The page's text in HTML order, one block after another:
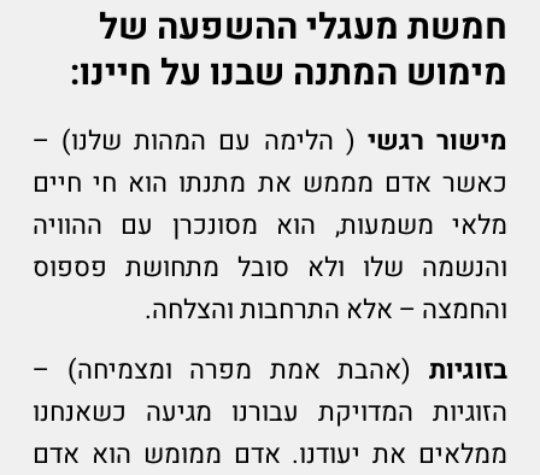
חמשת מעגלי ההשפעה של
מימוש המתנה שבנו על חיינו:
מישור רגשי ( הלימה עם המהות שלנו) –
כאשר אדם מממש את מתנתו הוא חי חיים
מלאי משמעות, הוא מסונכרן עם ההוויה
והנשמה שלו ולא סובל מתחושת פספוס
והחמצה – אלא התרחבות והצלחה.
בזוגיות(אהבת אמת מפרה ומצמיחה) –
הזוגיות המדויקת עבורנו מגיעה כשאנחנו
ממלאים את יעודנו. אדם ממומש הוא אדם